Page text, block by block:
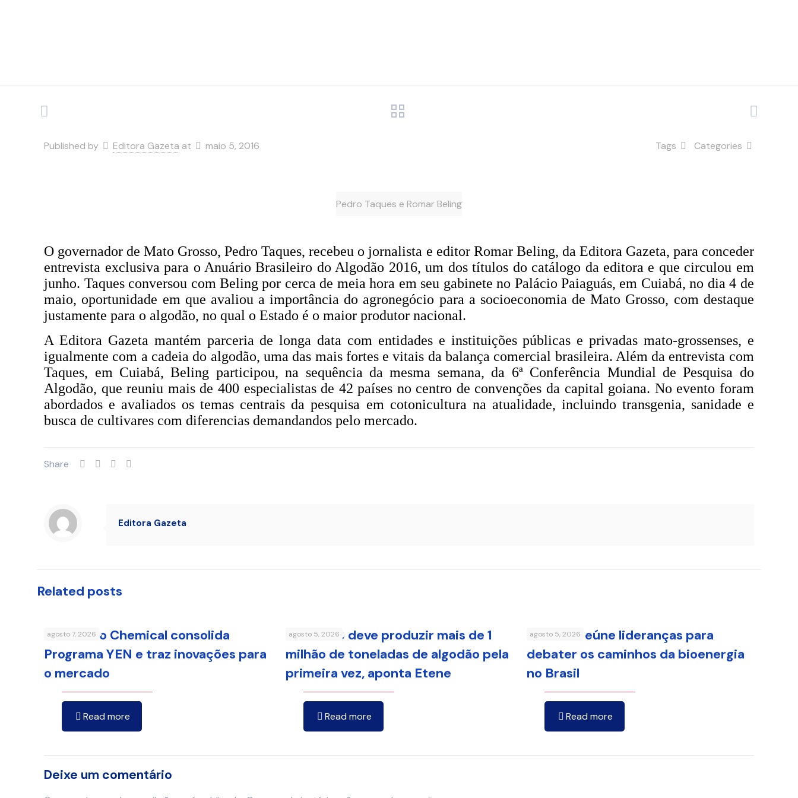
Published by Editora Gazeta at maio 5, 2016 Categories
Tags
Pedro Taques e Romar Beling
O governador de Mato Grosso, Pedro Taques, recebeu o jornalista e editor Romar Beling, da Editora Gazeta, para conceder
entrevista exclusiva para o Anuário Brasileiro do Algodão 2016, um dos títulos do catálogo da editora e que circulou em
junho. Taques conversou com Beling por cerca de meia hora em seu gabinete no Palácio Paiaguás, em Cuiabá, no dia 4 de
maio, oportunidade em que avaliou a importância do agronegócio para a socioeconomia de Mato Grosso, com destaque
justamente para o algodão, no qual o Estado é o maior produtor nacional.
A Editora Gazeta mantém parceria de longa data com entidades e instituições públicas e privadas mato-grossenses, e
igualmente com a cadeia do algodão, uma das mais fortes e vitais da balança comercial brasileira. Além da entrevista com
Taques, em Cuiabá, Beling participou, na sequência da mesma semana, da 6ª Conferência Mundial de Pesquisa do
Algodão, que reuniu mais de 400 especialistas de 42 países no centro de convenções da capital goiana. No evento foram
abordados e avaliados os temas centrais da pesquisa em cotonicultura na atualidade, incluindo transgenia, sanidade e
busca de cultivares com diferencias demandandos pelo mercado.
Share
Editora Gazeta
Related posts
agosto 7, 2026
Sumitomo Chemical consolida
Programa YEN e traz inovações para
o mercado
Read more
agosto 5, 2026
Nordeste deve produzir mais de 1
milhão de toneladas de algodão pela
primeira vez, aponta Etene
Read more
agosto 5, 2026
FenaBio reúne lideranças para
debater os caminhos da bioenergia
no Brasil
Read more
Deixe um comentário